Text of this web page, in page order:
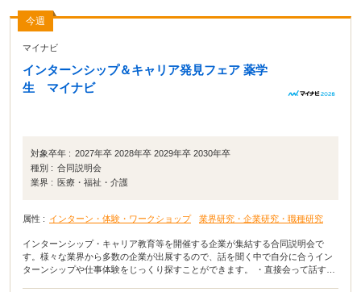
今週
マイナビ
インターンシップ＆キャリア発見フェア 薬学
生 マイナビ
対象卒年 : 2027年卒 2028年卒 2029年卒 2030年卒
種別 : 合同説明会
業界 :
医療・福祉・介護
属性 : インターン・体験・ワークショップ 業界研究・企業研究・職種研究
インターンシップ・キャリア教育等を開催する企業が集結する合同説明会で
す。様々な業界から多数の企業が出展するので、話を聞く中で自分に合うイン
ターンシップや仕事体験をじっくり探すことができます。 ・直接会って話すこ